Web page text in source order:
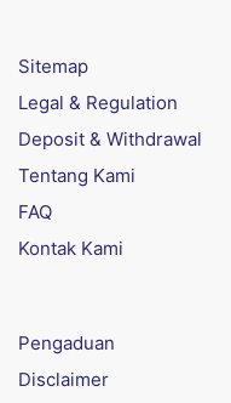
Sitemap
Legal & Regulation
Deposit & Withdrawal
Tentang Kami
FAQ
Kontak Kami
Pengaduan
Disclaimer